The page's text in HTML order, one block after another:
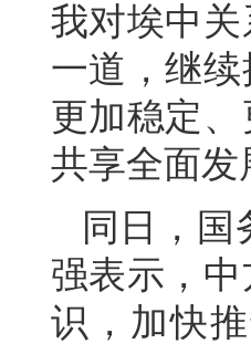
我对埃中
一道，继
更加稳定
共享全面发
同日，
强表示，
识，加快